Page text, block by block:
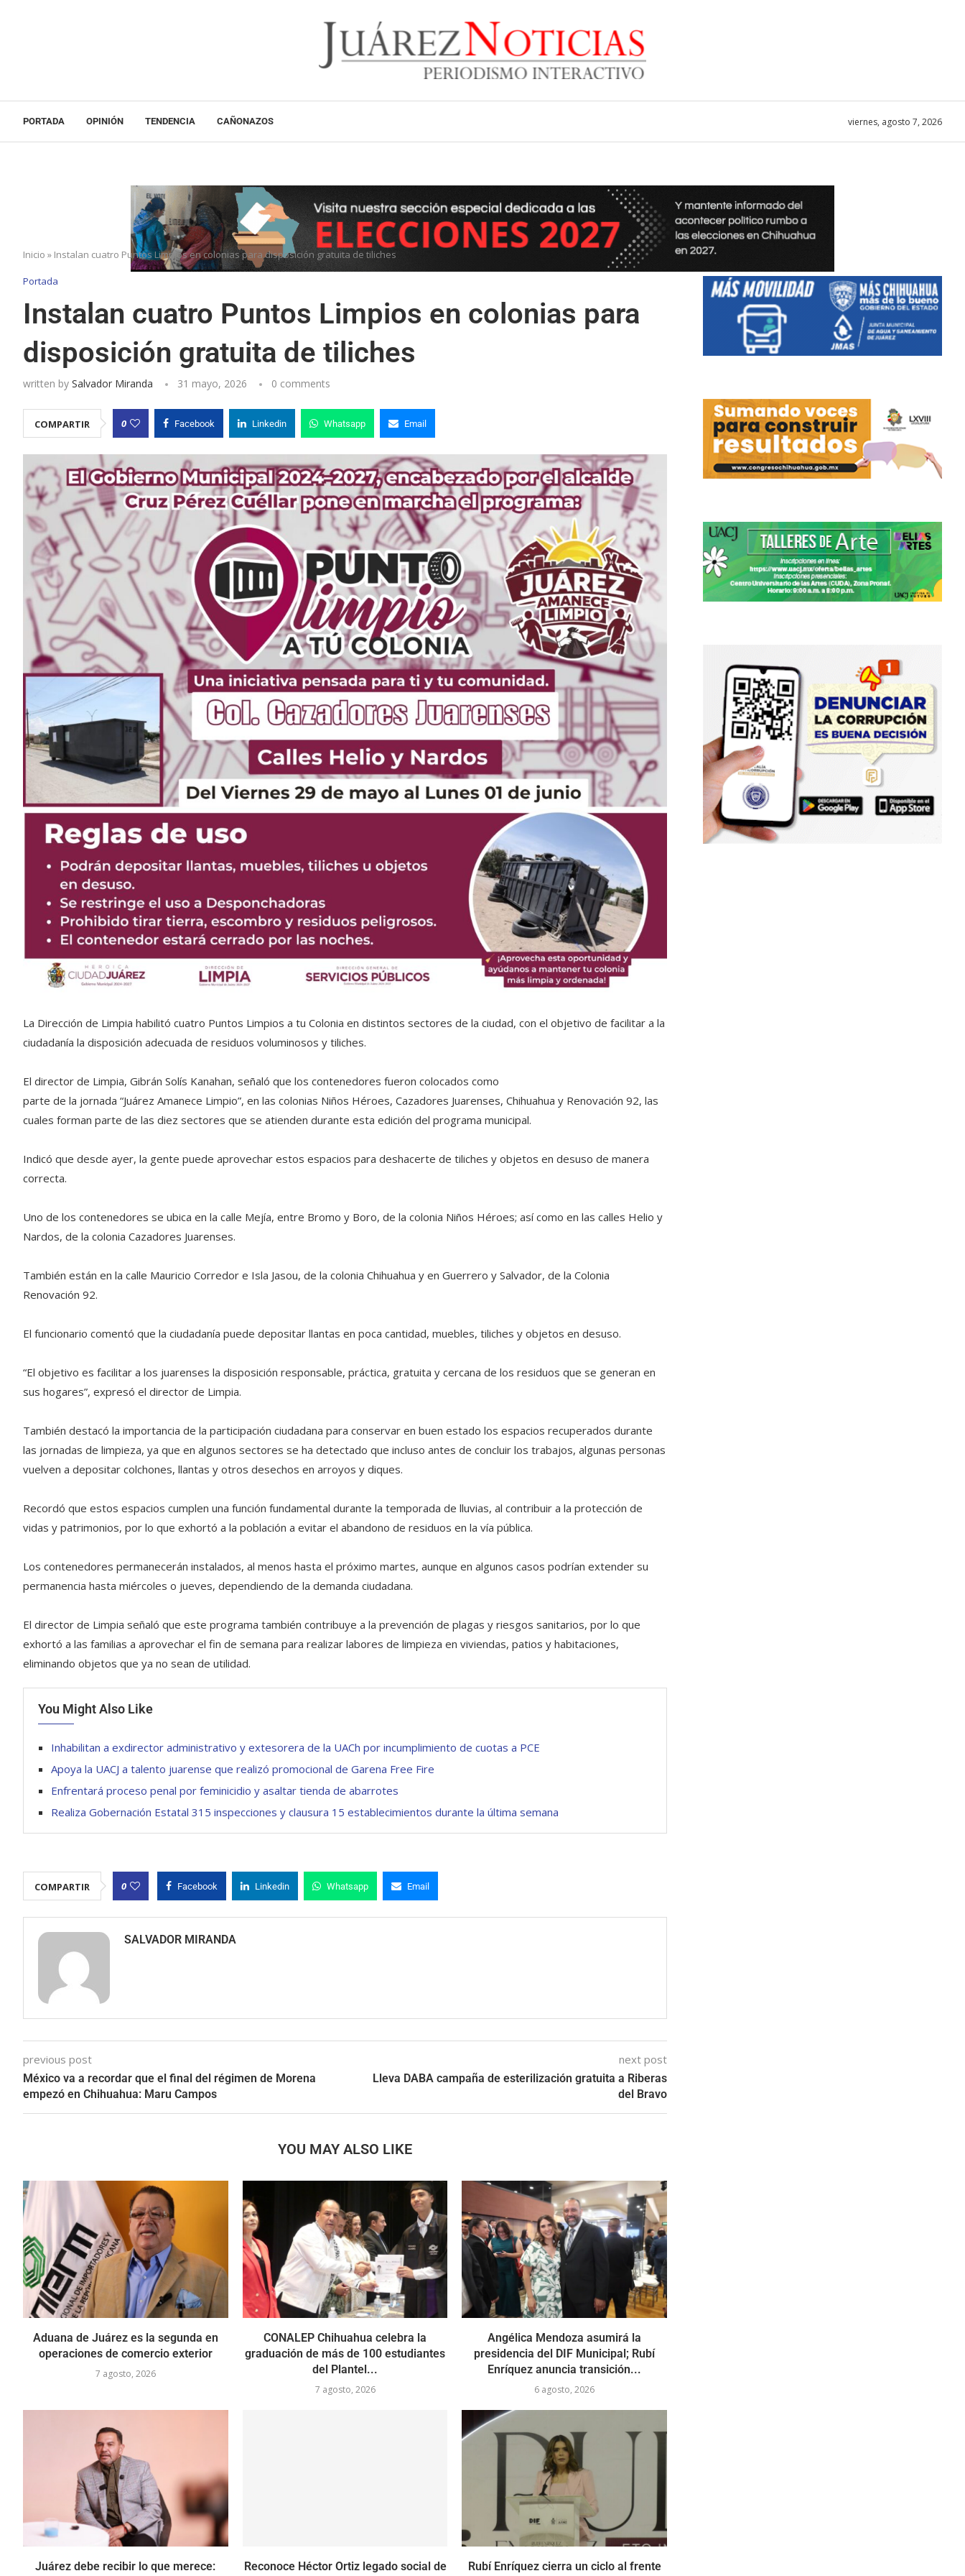
PORTADA OPINIÓN TENDENCIA CAÑONAZOS viernes, agosto 7, 2026
Inicio » Instalan cuatro Puntos Limpios en colonias para disposición gratuita de tiliches
Portada
Instalan cuatro Puntos Limpios en colonias para
disposición gratuita de tiliches
written by Salvador Miranda 31 mayo, 2026 0 comments
COMPARTIR 0 Facebook Linkedin Whatsapp Email
La Dirección de Limpia habilitó cuatro Puntos Limpios a tu Colonia en distintos sectores de la ciudad, con el objetivo de facilitar a la
ciudadanía la disposición adecuada de residuos voluminosos y tiliches.
El director de Limpia, Gibrán Solís Kanahan, señaló que los contenedores fueron colocados como
parte de la jornada “Juárez Amanece Limpio”, en las colonias Niños Héroes, Cazadores Juarenses, Chihuahua y Renovación 92, las
cuales forman parte de las diez sectores que se atienden durante esta edición del programa municipal.
Indicó que desde ayer, la gente puede aprovechar estos espacios para deshacerte de tiliches y objetos en desuso de manera
correcta.
Uno de los contenedores se ubica en la calle Mejía, entre Bromo y Boro, de la colonia Niños Héroes; así como en las calles Helio y
Nardos, de la colonia Cazadores Juarenses.
También están en la calle Mauricio Corredor e Isla Jasou, de la colonia Chihuahua y en Guerrero y Salvador, de la Colonia
Renovación 92.
El funcionario comentó que la ciudadanía puede depositar llantas en poca cantidad, muebles, tiliches y objetos en desuso.
“El objetivo es facilitar a los juarenses la disposición responsable, práctica, gratuita y cercana de los residuos que se generan en
sus hogares”, expresó el director de Limpia.
También destacó la importancia de la participación ciudadana para conservar en buen estado los espacios recuperados durante
las jornadas de limpieza, ya que en algunos sectores se ha detectado que incluso antes de concluir los trabajos, algunas personas
vuelven a depositar colchones, llantas y otros desechos en arroyos y diques.
Recordó que estos espacios cumplen una función fundamental durante la temporada de lluvias, al contribuir a la protección de
vidas y patrimonios, por lo que exhortó a la población a evitar el abandono de residuos en la vía pública.
Los contenedores permanecerán instalados, al menos hasta el próximo martes, aunque en algunos casos podrían extender su
permanencia hasta miércoles o jueves, dependiendo de la demanda ciudadana.
El director de Limpia señaló que este programa también contribuye a la prevención de plagas y riesgos sanitarios, por lo que
exhortó a las familias a aprovechar el fin de semana para realizar labores de limpieza en viviendas, patios y habitaciones,
eliminando objetos que ya no sean de utilidad.
You Might Also Like
Inhabilitan a exdirector administrativo y extesorera de la UACh por incumplimiento de cuotas a PCE
Apoya la UACJ a talento juarense que realizó promocional de Garena Free Fire
Enfrentará proceso penal por feminicidio y asaltar tienda de abarrotes
Realiza Gobernación Estatal 315 inspecciones y clausura 15 establecimientos durante la última semana
COMPARTIR 0 Facebook Linkedin Whatsapp Email
SALVADOR MIRANDA
previous post
México va a recordar que el final del régimen de Morena
empezó en Chihuahua: Maru Campos
next post
Lleva DABA campaña de esterilización gratuita a Riberas
del Bravo
YOU MAY ALSO LIKE
Aduana de Juárez es la segunda en
operaciones de comercio exterior
7 agosto, 2026
CONALEP Chihuahua celebra la
graduación de más de 100 estudiantes
del Plantel...
7 agosto, 2026
Angélica Mendoza asumirá la
presidencia del DIF Municipal; Rubí
Enríquez anuncia transición...
6 agosto, 2026
Juárez debe recibir lo que merece:
Reconoce Héctor Ortiz legado social de
Rubí Enríquez cierra un ciclo al frente